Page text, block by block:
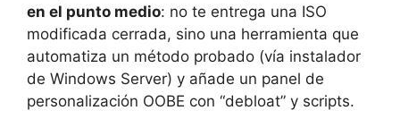
en el punto medio: no te entrega una ISO
modificada cerrada, sino una herramienta que
automatiza un método probado (vía instalador
de Windows Server) y añade un panel de
personalización OOBE con “debloat” y scripts.